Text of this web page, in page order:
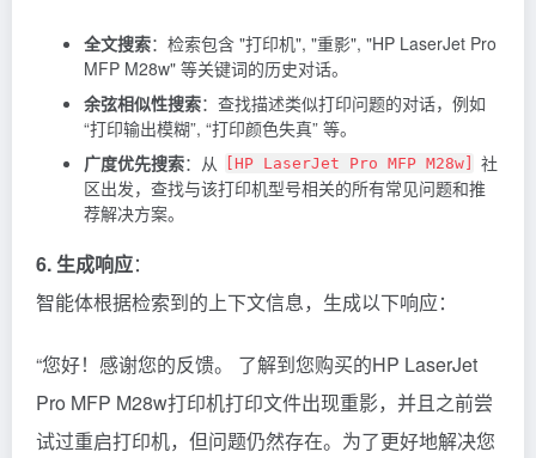
全文搜索：检索包含 "打印机", "重影", "HP LaserJet Pro
MFP M28w" 等关键词的历史对话。
余弦相似性搜索：查找描述类似打印问题的对话，例如
“打印输出模糊”, “打印颜色失真” 等。
广度优先搜索：从 [HP LaserJet Pro MFP M28w]
社
区出发，查找与该打印机型号相关的所有常见问题和推
荐解决方案。
6. 生成响应：
智能体根据检索到的上下文信息，生成以下响应：
“您好！感谢您的反馈。 了解到您购买的HP LaserJet
Pro MFP M28w打印机打印文件出现重影，并且之前尝
试过重启打印机，但问题仍然存在。为了更好地解决您